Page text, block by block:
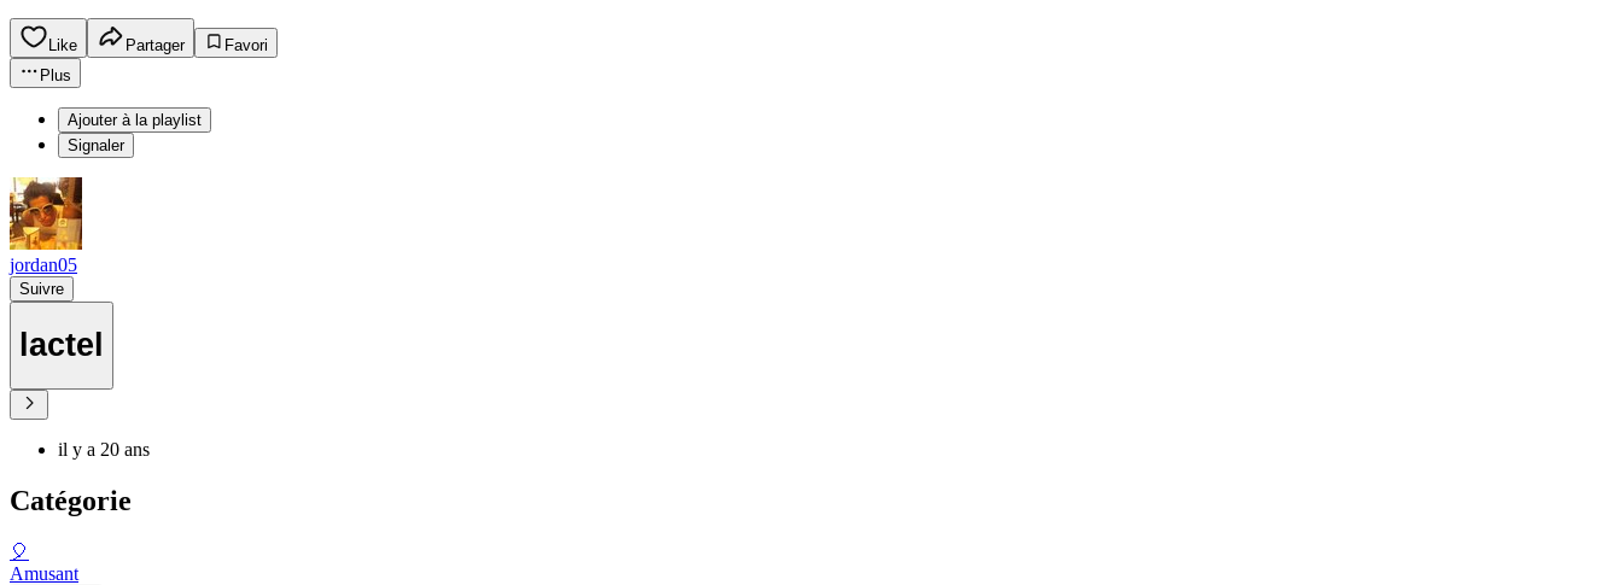
Like Partager
Favori
Plus
Ajouter à la playlist
Signaler
jordan05
Suivre
lactel
il y a 20 ans
Catégorie
🎈
Amusant